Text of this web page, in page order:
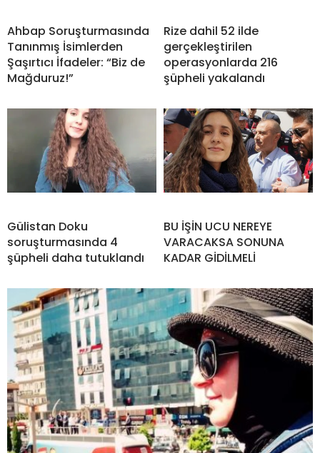
Ahbap Soruşturmasında
Tanınmış İsimlerden
Şaşırtıcı İfadeler: “Biz de
Mağduruz!”
Rize dahil 52 ilde
gerçekleştirilen
operasyonlarda 216
şüpheli yakalandı
Gülistan Doku
soruşturmasında 4
şüpheli daha tutuklandı
BU İŞİN UCU NEREYE
VARACAKSA SONUNA
KADAR GİDİLMELİ